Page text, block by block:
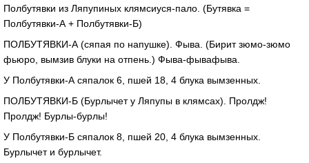
Полбутявки из Ляпупиных клямсиуся-пало. (Бутявка =
Полбутявки-А+ Полбутявки-Б)
ПОЛБУТЯВКИ-А(сяпая по напушке). Фыва. (Биритзюмо-зюмо
фьюро, вымзив блуки на отпень.) Фыва-фывафыва.
У Полбутявки-А сяпалок 6, пшей 18, 4 блука вымзенных.
ПОЛБУТЯВКИ-Б (Бурлычет у Ляпупы в клямсах). Пролдж!
Пролдж! Бурлы-бурлы!
У Полбутявки-Б сяпалок 8, пшей 20, 4 блука вымзенных.
Бурлычет и бурлычет.